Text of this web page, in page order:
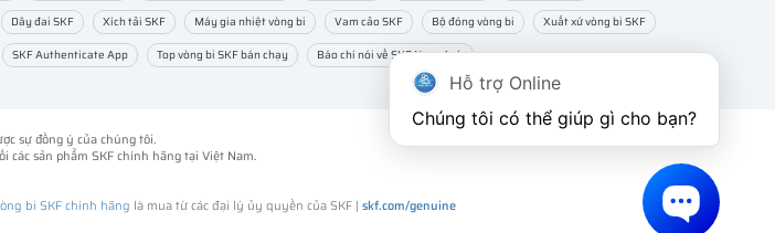
Dây đai SKF Xích tải SKF Máy gia nhiệt vòng bi Vam cảo SKF Bộ đóng vòng bi
Xuất xứ vòng bi SKF
SKF Authenticate App Top vòng bi SKF bán chạy Báo chí nói về SKF Ngọc Anh
sự đồng ý của chúng tôi.
các sản phẩm SKF chính hãng tại Việt Nam.
bi SKF chính hãng là mua từ các đại lý ủy quyền của SKF | skf.com/genuine
Hỗ trợ Online
Chúng tôi có thể giúp gì cho bạn?